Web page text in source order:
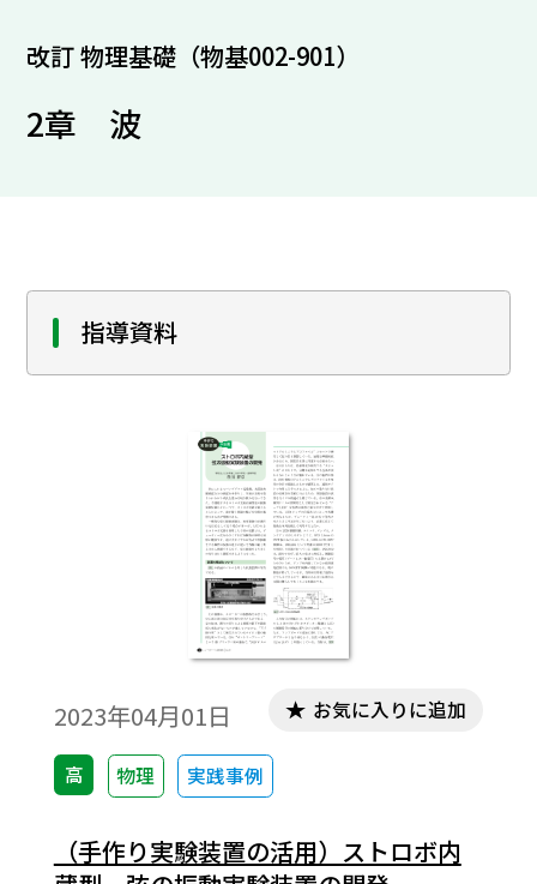
改訂 物理基礎（物基002-901）
2章 波
指導資料
2023年04月01日
高 物理 実践事例
お気に入りに追加
（手作り実験装置の活用）ストロボ内